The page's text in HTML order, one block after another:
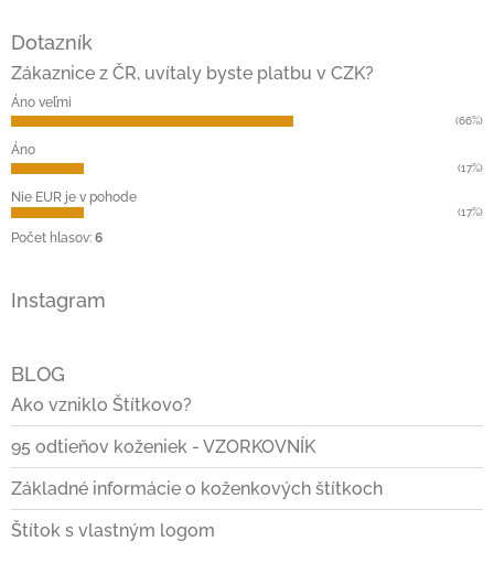
e
Dotazník
Zákaznice z ČR, uvítaly byste platbu v CZK?
Áno veľmi
(66%)
Áno
(17%)
Nie EUR je v pohode
(17%)
Počet hlasov: 6
Instagram
BLOG
Ako vzniklo Štítkovo?
95 odtieňov koženiek - VZORKOVNÍK
Základné informácie o koženkových štítkoch
Štítok s vlastným logom